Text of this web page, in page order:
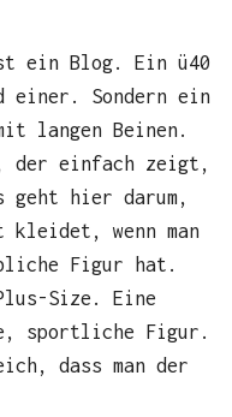
ein Blog. Ein ü40
einer. Sondern ein
langen Beinen.
der einfach zeigt,
geht hier darum,
kleidet, wenn man
Figur hat.
Size. Eine
sportliche Figur.
dass man der